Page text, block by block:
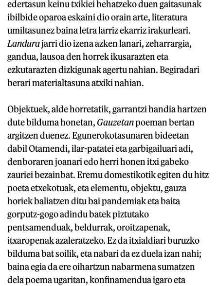
edertasun keinu txikiei behatzeko duen gaitasunak
ibilbide oparoa eskaini dio orain arte, literatura
umiltasunez baina letra larriz ekarriz irakurleari.
Landurajarri dio izena azken lanari, zeharrargia,
gandua, lausoa den horrek ikusarazten eta
ezkutarazten dizkigunak agertu nahian. Begiradari
berari materialtasuna atxiki nahian.
Objektuek, alde horretatik, garrantzi handia hartzen
dute bilduma honetan, Gauzetanpoeman bertan
argitzen duenez. Egunerokotasunaren bideetan
dabil Otamendi, ilar-patatei eta garbigailuari adi,
denboraren joanari edo herri honen itxi gabeko
zauriei bezainbat. Eremu domestikotik egiten du hitz
poeta etxekotuak, eta elementu, objektu, gauza
horiek baliatzen ditu bai pandemiak eta baita
gorputz-gogo adindu batek piztutako
pentsamenduak, beldurrak, oroitzapenak,
itxaropenak azaleratzeko. Ez da itxialdiari buruzko
bilduma bat soilik, eta nabari da ez duela izan nahi;
baina egia da ere oihartzun nabarmena sumatzen
dela poema ugaritan, konfinamendua igaro eta